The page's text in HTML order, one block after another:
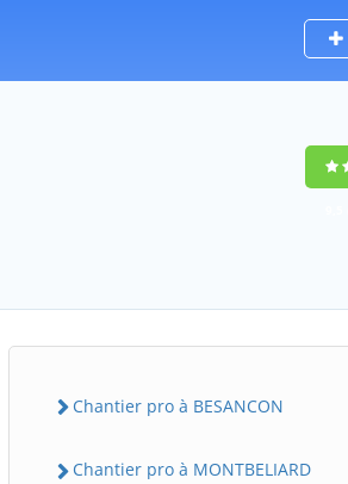
Chantier pro à BESANCON
Chantier pro à MONTBELIARD